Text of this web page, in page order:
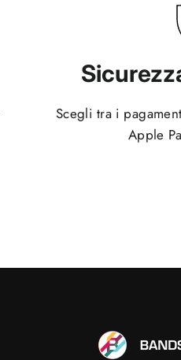
Scegli tra i
Apple